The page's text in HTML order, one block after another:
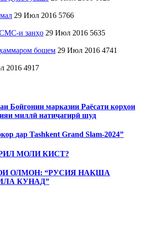
29 Июл 2016 5766
и занҳо 29 Июл 2016 5635
бошем 29 Июл 2016 4741
2016 4917
Бойгонии марказии Раёсати корҳои
миллӣ натиҷагирӣ шуд
дар Tashkent Grand Slam-2024”
МОЛИ КИСТ?
ОЛМОН: “РУСИЯ НАҚША
КУНАД”